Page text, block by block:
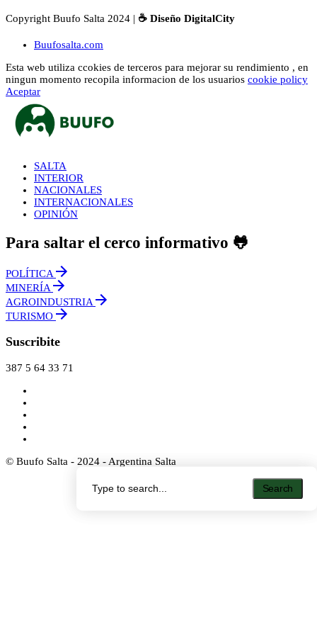
Search
Search
Copyright Buufo Salta 2024 | ☕ Diseño DigitalCity
Buufosalta.com
Esta web utiliza ccokies de terceros para mejorar su rendimiento , en
ningun momento recopila informacion de los usuarios cookie policy
Aceptar
SALTA
INTERIOR
NACIONALES
INTERNACIONALES
OPINIÓN
Para saltar el cerco informativo 🐸
POLÍTICA
MINERÍA
AGROINDUSTRIA
TURISMO
Suscribite
387 5 64 33 71
© Buufo Salta - 2024 - Argentina Salta